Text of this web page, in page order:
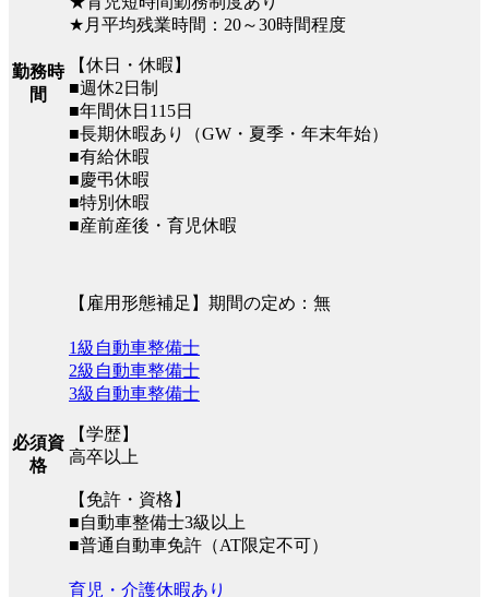
勤務時
間
★月平均残業時間：20～30時間程度
【休日・休暇】
■週休2日制
■年間休日115日
■長期休暇あり（GW・夏季・年末年始）
■有給休暇
■慶弔休暇
■特別休暇
■産前産後・育児休暇
【雇用形態補足】期間の定め：無
必須資
格
1級自動車整備士
2級自動車整備士
3級自動車整備士
【学歴】
高卒以上
【免許・資格】
■自動車整備士3級以上
■普通自動車免許（AT限定不可）
育児・介護休暇あり